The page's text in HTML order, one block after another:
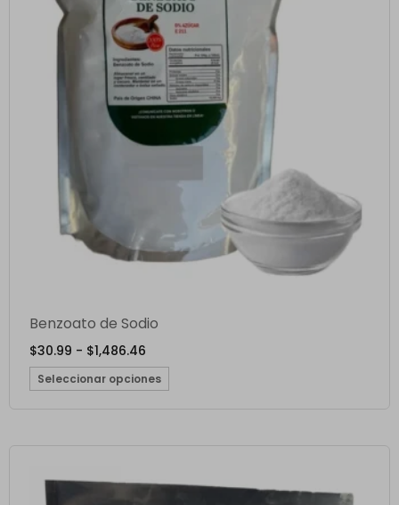
Benzoato de Sodio
$30.99 - $1,486.46
Seleccionar opciones